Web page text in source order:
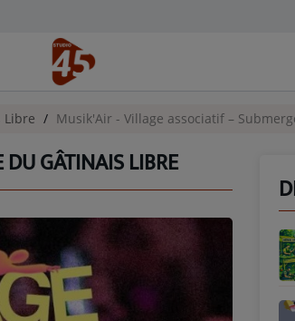
Libre Musik'Air - Village associatif –
GÂTINAIS LIBRE